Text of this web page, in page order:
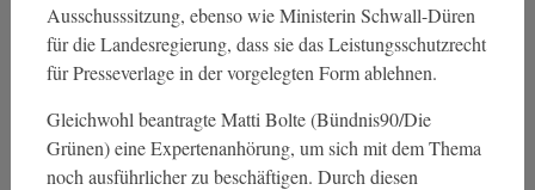
Ausschusssitzung, ebenso wie Ministerin Schwall-Düren
für die Landesregierung, dass sie das Leistungsschutzrecht
für Presseverlage in der vorgelegten Form ablehnen.
Gleichwohl beantragte Matti Bolte (Bündnis90/Die
Grünen) eine Expertenanhörung, um sich mit dem Thema
noch ausführlicher zu beschäftigen. Durch diesen